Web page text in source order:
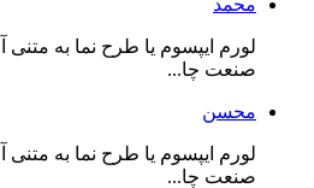
لورم ایپسوم یا طرح‌ نما به
صنعت چا...
محسن
لورم ایپسوم یا طرح‌ نما به
صنعت چا...